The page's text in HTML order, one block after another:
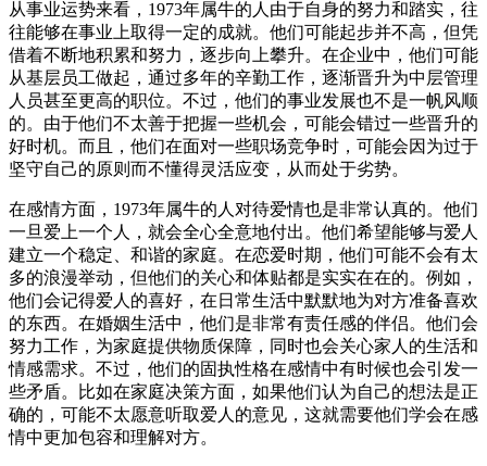
从事业运势来看，1973年属牛的人由于自身的努力和踏实，往
往能够在事业上取得一定的成就。他们可能起步并不高，但凭
借着不断地积累和努力，逐步向上攀升。在企业中，他们可能
从基层员工做起，通过多年的辛勤工作，逐渐晋升为中层管理
人员甚至更高的职位。不过，他们的事业发展也不是一帆风顺
的。由于他们不太善于把握一些机会，可能会错过一些晋升的
好时机。而且，他们在面对一些职场竞争时，可能会因为过于
坚守自己的原则而不懂得灵活应变，从而处于劣势。
在感情方面，1973年属牛的人对待爱情也是非常认真的。他们
一旦爱上一个人，就会全心全意地付出。他们希望能够与爱人
建立一个稳定、和谐的家庭。在恋爱时期，他们可能不会有太
多的浪漫举动，但他们的关心和体贴都是实实在在的。例如，
他们会记得爱人的喜好，在日常生活中默默地为对方准备喜欢
的东西。在婚姻生活中，他们是非常有责任感的伴侣。他们会
努力工作，为家庭提供物质保障，同时也会关心家人的生活和
情感需求。不过，他们的固执性格在感情中有时候也会引发一
些矛盾。比如在家庭决策方面，如果他们认为自己的想法是正
确的，可能不太愿意听取爱人的意见，这就需要他们学会在感
情中更加包容和理解对方。